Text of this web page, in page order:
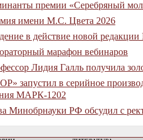
премии «Серебряный
имени М.С. Цвета 2026
в действие новой
марафон вебинаров
Лидия Галль получила
запустил в серийное
МАРК-1202
Минобрнауки РФ обсудил с